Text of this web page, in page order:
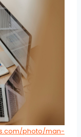
photo/man-